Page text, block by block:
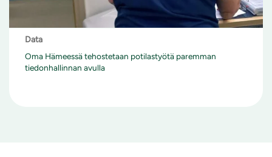
Data
Oma Hämeessä tehostetaan potilastyötä paremman
tiedonhallinnan avulla